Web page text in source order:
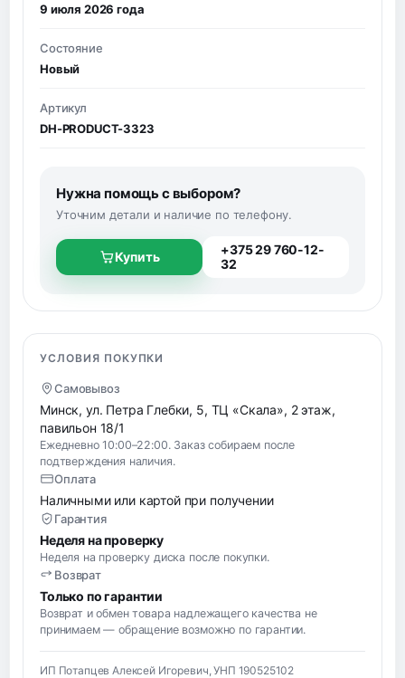
9 июля 2026 года
Состояние
Новый
Артикул
DH-PRODUCT-3323
Нужна помощь с выбором?
Уточним детали и наличие по телефону.
Купить
+375 29 760-12-
32
УСЛОВИЯ ПОКУПКИ
Самовывоз
Минск, ул. Петра Глебки, 5, ТЦ «Скала», 2 этаж,
павильон 18/1
Ежедневно 10:00–22:00. Заказ собираем после
подтверждения наличия.
Оплата
Наличными или картой при получении
Гарантия
Неделя на проверку
Неделя на проверку диска после покупки.
Возврат
Только по гарантии
Возврат и обмен товара надлежащего качества не
принимаем — обращение возможно по гарантии.
ИП Потапцев Алексей Игоревич, УНП 190525102